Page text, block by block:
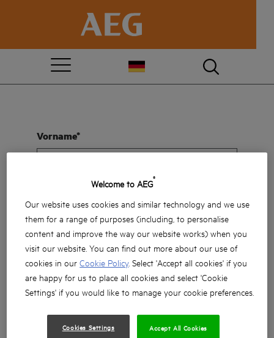
Vorname*
Name*
E-Mail-Adresse*
Message*
Welcome to AEG®
Our website uses cookies and similar technology and we use
them for a range of purposes (including, to personalise
content and improve the way our website works) when you
visit our website. You can find out more about our use of
cookies in ourCookie Policy. Select 'Accept all cookies' if you
are happy for us to place all cookies and select 'Cookie
Settings' if you would like to manage your cookie preferences.
Cookies Settings Accept All Cookies